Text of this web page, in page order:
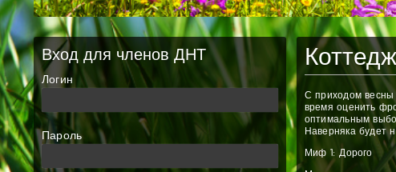
Вход для членов ДНТ
Логин
Пароль
С приходом весны
время оценить
оптимальным
Наверняка будет
Миф 1: Дорого